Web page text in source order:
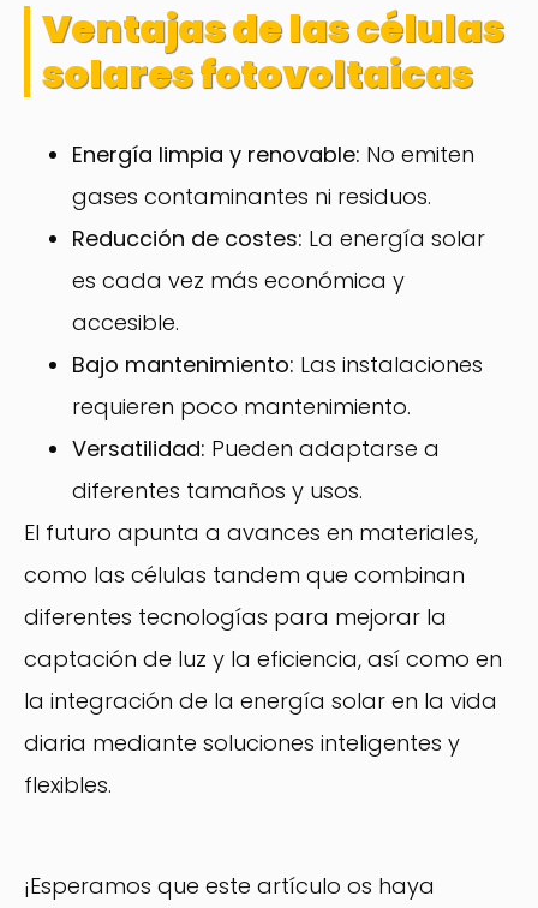
Ventajas de las células
solares fotovoltaicas
Energía limpia y renovable: No emiten
gases contaminantes ni residuos.
Reducción de costes: La energía solar
es cada vez más económica y
accesible.
Bajo mantenimiento: Las instalaciones
requieren poco mantenimiento.
Versatilidad: Pueden adaptarse a
diferentes tamaños y usos.
El futuro apunta a avances en materiales,
como las células tandem que combinan
diferentes tecnologías para mejorar la
captación de luz y la eficiencia, así como en
la integración de la energía solar en la vida
diaria mediante soluciones inteligentes y
flexibles.
¡Esperamos que este artículo os haya